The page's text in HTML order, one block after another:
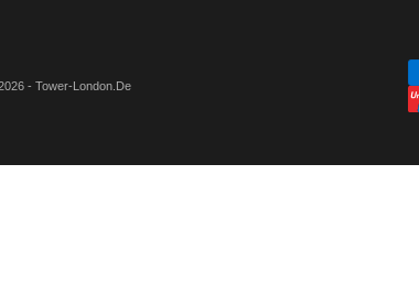
- Tower-London.De